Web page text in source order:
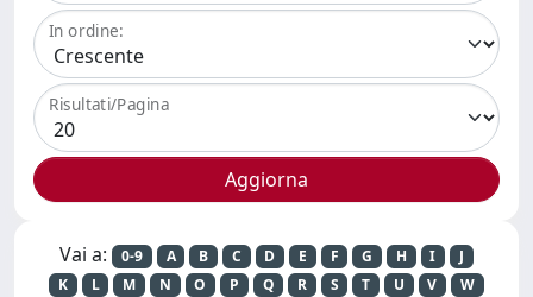
In ordine:
Risultati/Pagina
Vai a: 0-9 A B C D E F G H I
J
K
L M N O P Q R S T U V
W